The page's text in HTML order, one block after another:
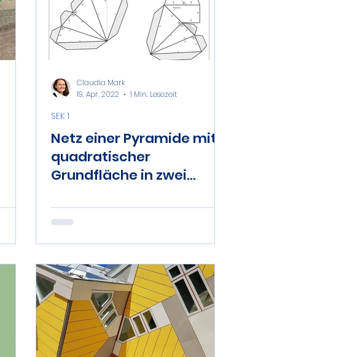
Netz einer Pyramide mit
quadratischer
Grundfläche in zwei
einer Strecke
SEK 1
Claudia Mark
19. Apr. 2022
1 Min. Lesezeit